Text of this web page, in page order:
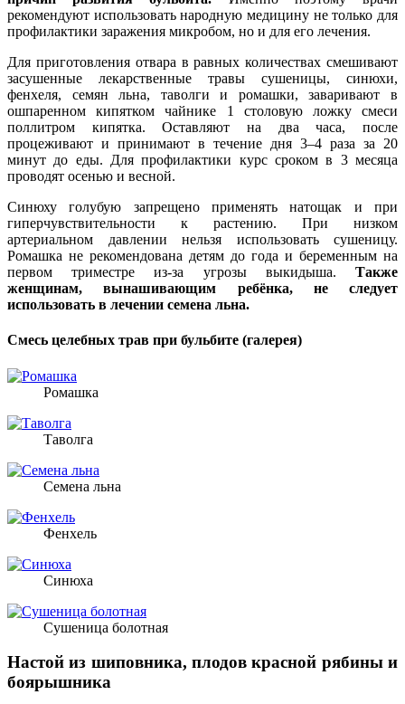
рекомендуют использовать народную медицину не только для
профилактики заражения микробом, но и для его лечения.
Для приготовления отвара в равных количествах смешивают
засушенные лекарственные травы сушеницы, синюхи,
фенхеля, семян льна, таволги и ромашки, заваривают в
ошпаренном кипятком чайнике 1 столовую ложку смеси
поллитром кипятка. Оставляют на два часа, после
процеживают и принимают в течение дня 3–4 раза за 20
минут до еды. Для профилактики курс сроком в 3 месяца
проводят осенью и весной.
Синюху голубую запрещено применять натощак и при
гиперчувствительности к растению. При низком
артериальном давлении нельзя использовать сушеницу.
Ромашка не рекомендована детям до года и беременным на
первом триместре из-за угрозы выкидыша. Также
женщинам, вынашивающим ребёнка, не следует
использовать в лечении семена льна.
Смесь целебных трав при бульбите (галерея)
Ромашка
Таволга
Семена льна
Фенхель
Синюха
Сушеница болотная
Настой из шиповника, плодов красной рябины и
боярышника